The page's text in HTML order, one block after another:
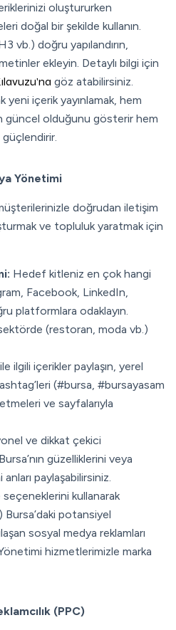
oluştururken
doğal bir şekilde kullanın.
vb.) doğru yapılandırın,
ekleyin. Detaylı bilgi için
göz atabilirsiniz.
yeni içerik yayınlamak, hem
güncel olduğunu gösterir hem
güçlendirir.
Yönetimi
doğrudan iletişim
ve topluluk yaratmak için
Hedef kitleniz en çok hangi
Facebook, LinkedIn,
platformlara odaklayın.
sektörde (restoran, moda vb.)
ilgili içerikler paylaşın, yerel
(#bursa, #bursayasam
ve sayfalarıyla
ve dikkat çekici
güzelliklerini veya
paylaşabilirsiniz.
kullanarak
Bursa’daki potansiyel
sosyal medya reklamları
hizmetlerimizle marka
(PPC)